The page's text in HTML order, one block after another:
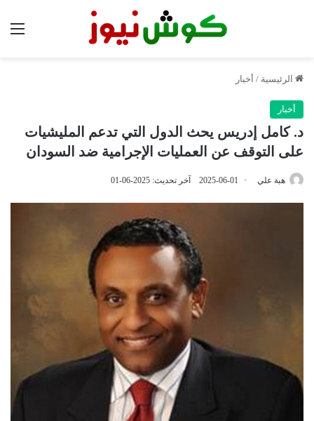
الرئيسية / أخبار
أخبار
د. كامل إدريس يحث الدول التي تدعم المليشيات
على التوقف عن العمليات الإجرامية ضد السودان
هبة علي 2025-06-01 آخر تحديث: 2025-06-01